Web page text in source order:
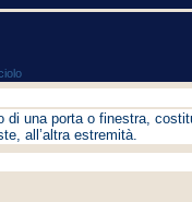
di una porta o finestra,
all’altra estremità.